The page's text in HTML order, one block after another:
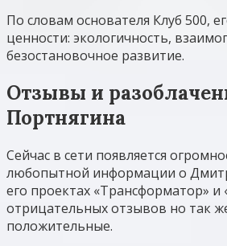
По словам основателя Клуб 500,
ценности: экологичность,
безостановочное развитие.
Отзывы и
Портнягина
Сейчас в сети появляется
любопытной информации о
его проектах «Трансформатор» и
отрицательных отзывов но так
положительные.